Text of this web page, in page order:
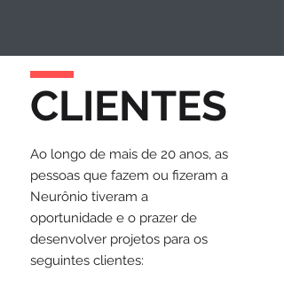
CLIENTES
Ao longo de mais de 20 anos, as
pessoas que fazem ou fizeram a
Neurônio tiveram a
oportunidade e o prazer de
desenvolver projetos para os
seguintes clientes: